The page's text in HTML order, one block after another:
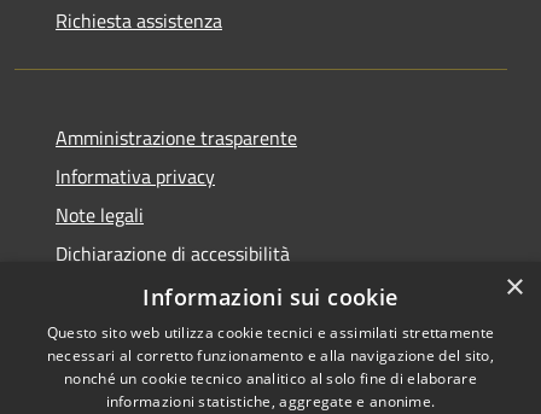
Richiesta assistenza
Amministrazione trasparente
Informativa privacy
Note legali
Dichiarazione di accessibilità
Obbiettivi di accessibilità
×
Informazioni sui cookie
Questo sito web utilizza cookie tecnici e assimilati strettamente
necessari al corretto funzionamento e alla navigazione del sito,
nonché un cookie tecnico analitico al solo fine di elaborare
informazioni statistiche, aggregate e anonime.